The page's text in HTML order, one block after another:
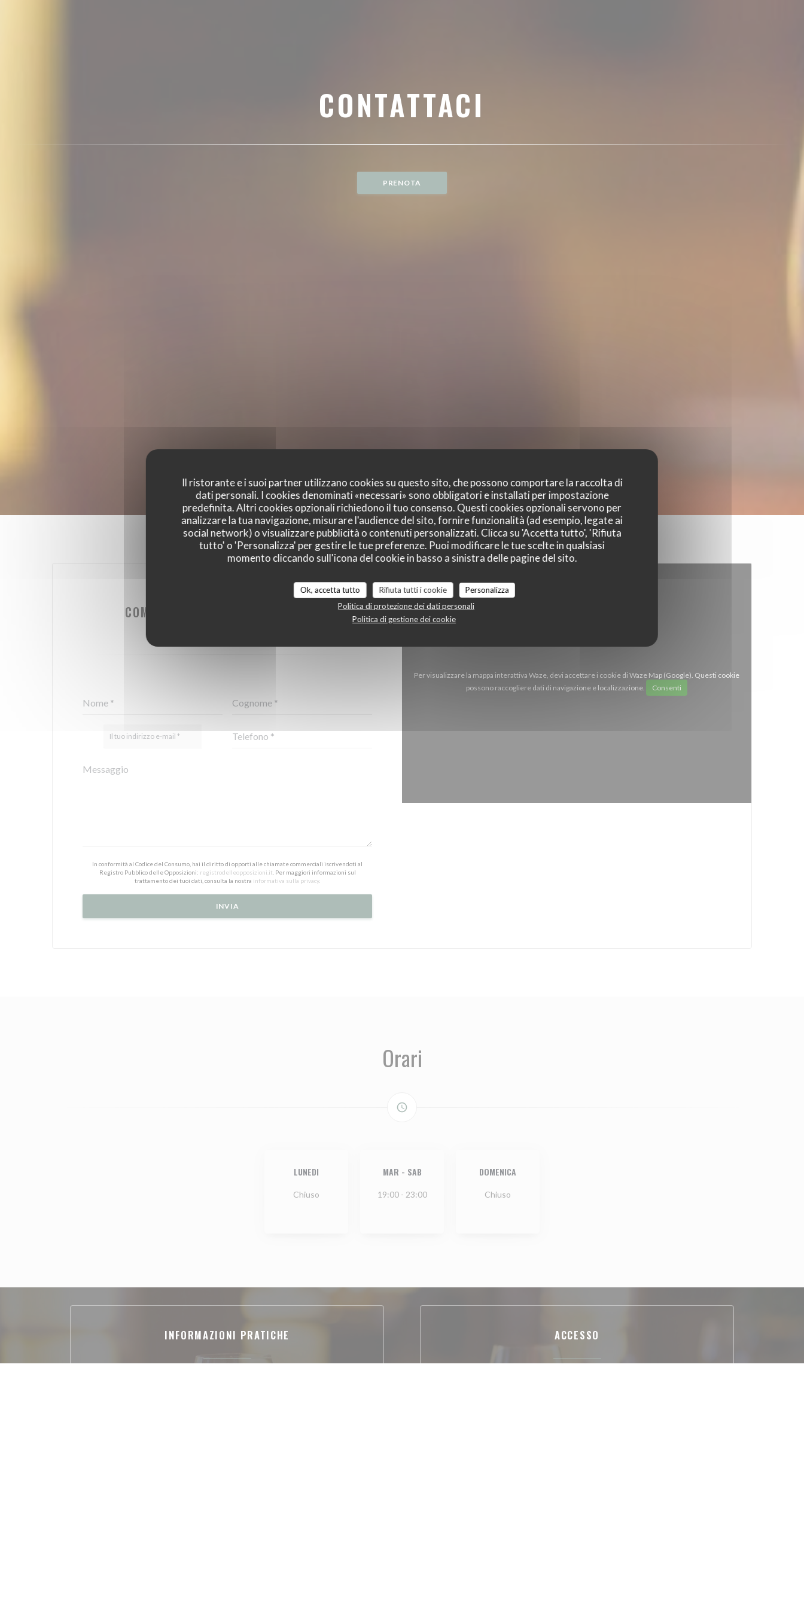
Il ristorante e i suoi partner utilizzano cookies su questo sito, che possono comportare la raccolta di
dati personali. I cookies denominati «necessari» sono obbligatori e installati per impostazione
predefinita. Altri cookies opzionali richiedono il tuo consenso. Questi cookies opzionali servono per
analizzare la tua navigazione, misurare l'audience del sito, fornire funzionalità (ad esempio, legate ai
social network) o visualizzare pubblicità o contenuti personalizzati. Clicca su 'Accetta tutto', 'Rifiuta
tutto' o 'Personalizza' per gestire le tue preferenze. Puoi modificare le tue scelte in qualsiasi
momento cliccando sull'icona del cookie in basso a sinistra delle pagine del sito.
Ok, accetta tutto Rifiuta tutti i cookie
Personalizza
Politica di protezione dei dati personali
Politica di gestione dei cookie
CONTATTACI
PRENOTA
COMPILA IL MODULO SOTTOSTANTE!
In conformità al Codice del Consumo, hai il diritto di opporti alle chiamate commerciali iscrivendoti al
Registro Pubblico delle Opposizioni: registrodelleopposizioni.it . Per maggiori informazioni sul
trattamento dei tuoi dati, consulta la nostra informativa sulla privacy.
Per visualizzare la mappa interattiva Waze, devi accettare i cookie di Waze Map (Google). Questi cookie
possono raccogliere dati di navigazione e localizzazione.
Consenti
Orari
access_time
LUNEDI
Chiuso
MAR - SAB
19:00 - 23:00
DOMENICA
Chiuso
INFORMAZIONI PRATICHE ACCESSO